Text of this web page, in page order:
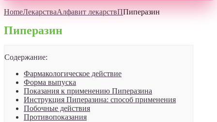
HomeЛекарстваАлфавит лекарствППиперазин
Пиперазин
Содержание:
Фармакологическое действие
Форма выпуска
Показания к применению Пиперазина
Инструкция Пиперазина: способ применения
Побочные действия
Противопоказания